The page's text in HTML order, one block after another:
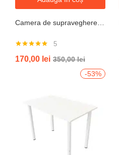
5.00din 5
5
170,00 lei 350,00lei
-53%